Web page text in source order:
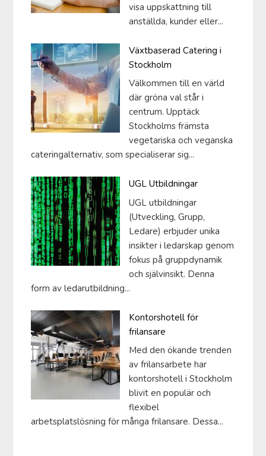
visa uppskattning till
anställda, kunder eller...
Växtbaserad Catering i
Stockholm
Välkommen till en värld
där gröna val står i
centrum. Upptäck
Stockholms främsta
vegetariska och veganska
cateringalternativ, som specialiserar sig...
UGL Utbildningar
UGL utbildningar
(Utveckling, Grupp,
Ledare) erbjuder unika
insikter i ledarskap genom
fokus på gruppdynamik
och självinsikt. Denna
form av ledarutbildning...
Kontorshotell för
frilansare
Med den ökande trenden
av frilansarbete har
kontorshotell i Stockholm
blivit en populär och
flexibel
arbetsplatslösning för många frilansare. Dessa...